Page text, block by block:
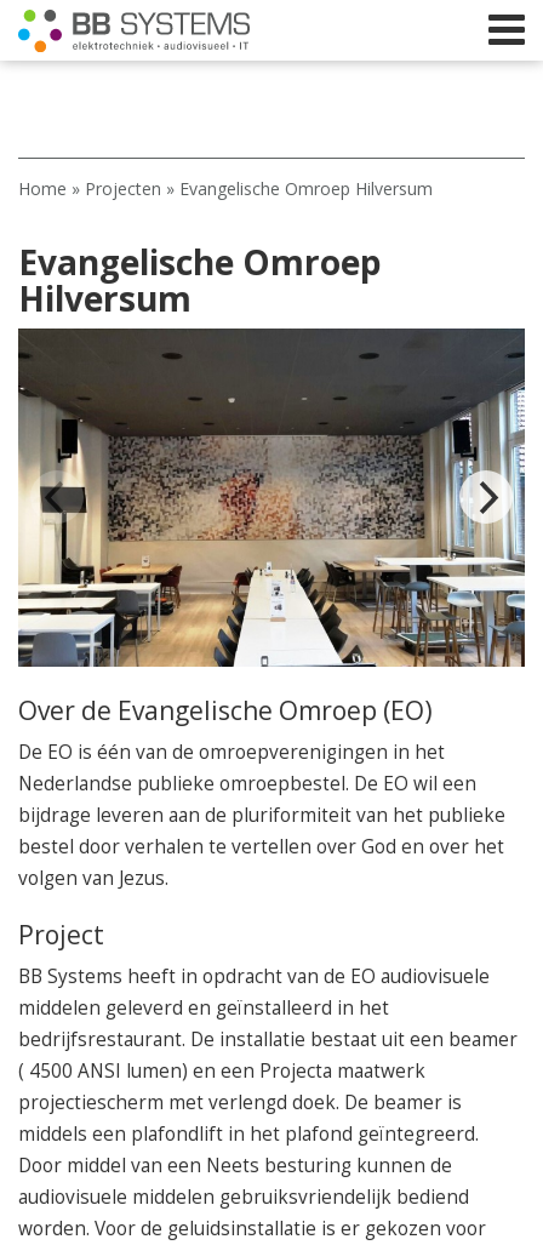
Home
Beeld
Elektrotechniek
IT
Webshop
050 – 54 91 662
Route
Home » Projecten » Evangelische Omroep Hilversum
Evangelische Omroep
Hilversum
Over de Evangelische Omroep (EO)
De EO is één van de omroepverenigingen in het
Nederlandse publieke omroepbestel. De EO wil een
bijdrage leveren aan de pluriformiteit van het publieke
bestel door verhalen te vertellen over God en over het
volgen van Jezus.
Project
BB Systems heeft in opdracht van de EO audiovisuele
middelen geleverd en geïnstalleerd in het
bedrijfsrestaurant. De installatie bestaat uit een beamer
( 4500 ANSI lumen) en een Projecta maatwerk
projectiescherm met verlengd doek. De beamer is
middels een plafondlift in het plafond geïntegreerd.
Door middel van een Neets besturing kunnen de
audiovisuele middelen gebruiksvriendelijk bediend
worden. Voor de geluidsinstallatie is er gekozen voor